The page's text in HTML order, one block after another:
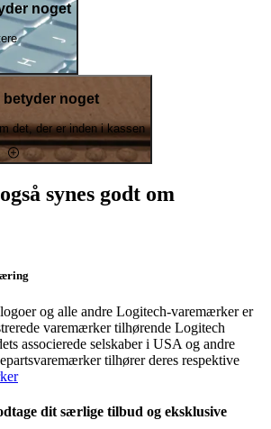
noget
betyder noget
det, der er inden i kassen
synes godt om
og alle andre Logitech-varemærker er
varemærker tilhørende Logitech
associerede selskaber i USA og andre
tilhører deres respektive
dit særlige tilbud og eksklusive